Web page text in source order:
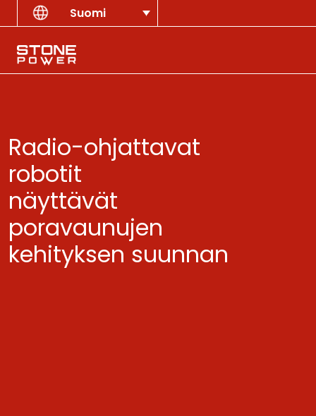
Skip to contentSuomi
Main Navigation
Radio-ohjattavat
robotit
näyttävät
poravaunujen
kehityksen suunnan